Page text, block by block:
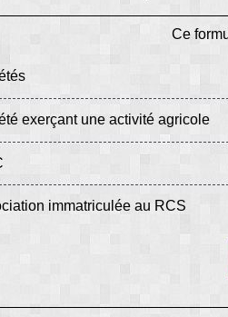
Ce
exerçant une activité agricole
immatriculée au RCS